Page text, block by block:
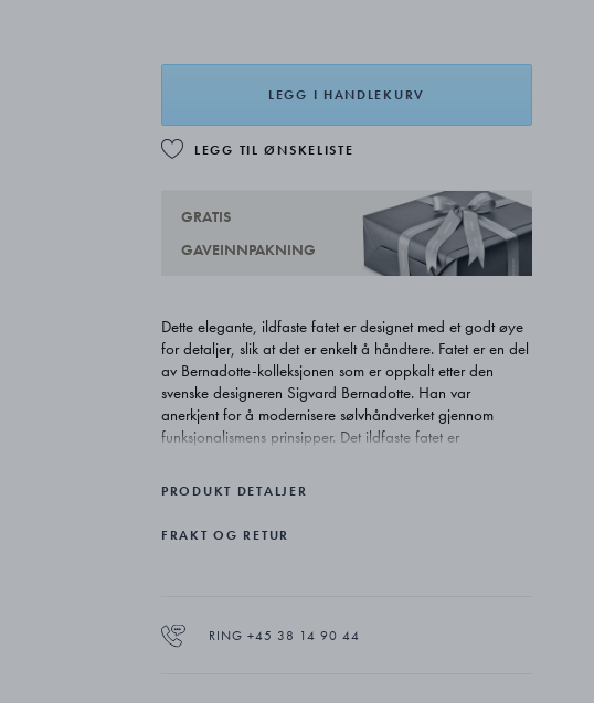
LEGG I HANDLEKURV
LEGG TIL ØNSKELISTE
GRATIS
GAVEINNPAKNING
Dette elegante, ildfaste fatet er designet med et godt øye
for detaljer, slik at det er enkelt å håndtere. Fatet er en del
av Bernadotte-kolleksjonen som er oppkalt etter den
svenske designeren Sigvard Bernadotte. Han var
anerkjent for å modernisere sølvhåndverket gjennom
funksjonalismens prinsipper. Det ildfaste fatet er
PRODUKT DETALJER
FRAKT OG RETUR
RING +45 38 14 90 44